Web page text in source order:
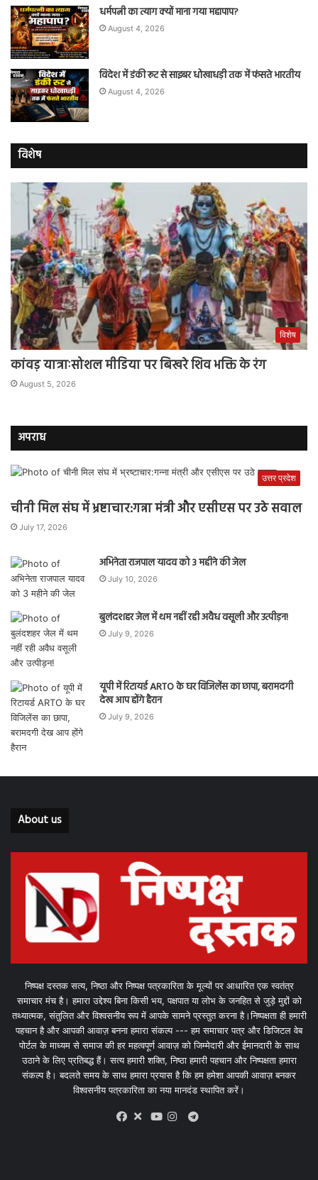
धर्मपत्नी का त्याग क्यों माना गया महापाप?
August 4, 2026
विदेश में डंकी रूट से साइबर धोखाधड़ी तक में फंसते भारतीय
August 4, 2026
विशेष
विशेष
कांवड़ यात्राःसोशल मीडिया पर बिखरे शिव भक्ति के रंग
August 5, 2026
अपराध
उत्तर प्रदेश
चीनी मिल संघ में भ्रष्टाचार:गन्ना मंत्री और एसीएस पर उठे सवाल
July 17, 2026
अभिनेता राजपाल यादव को 3 महीने की जेल
July 10, 2026
बुलंदशहर जेल में थम नहीं रही अवैध वसूली और उत्पीड़न!
July 9, 2026
यूपी में रिटायर्ड ARTO के घर विजिलेंस का छापा, बरामदगी
देख आप होंगे हैरान
July 9, 2026
About us
निष्पक्ष दस्तक सत्य, निष्ठा और निष्पक्ष पत्रकारिता के मूल्यों पर आधारित एक स्वतंत्र
समाचार मंच है। हमारा उद्देश्य बिना किसी भय, पक्षपात या लोभ के जनहित से जुड़े मुद्दों को
तथ्यात्मक, संतुलित और विश्वसनीय रूप में आपके सामने प्रस्तुत करना है।निष्पक्षता ही हमारी
पहचान है और आपकी आवाज़ बनना हमारा संकल्प --- हम समाचार पत्र और डिजिटल वेब
पोर्टल के माध्यम से समाज की हर महत्वपूर्ण आवाज़ को जिम्मेदारी और ईमानदारी के साथ
उठाने के लिए प्रतिबद्ध हैं। सत्य हमारी शक्ति, निष्ठा हमारी पहचान और निष्पक्षता हमारा
संकल्प है। बदलते समय के साथ हमारा प्रयास है कि हम हमेशा आपकी आवाज़ बनकर
विश्वसनीय पत्रकारिता का नया मानदंड स्थापित करें।
X
Telegram